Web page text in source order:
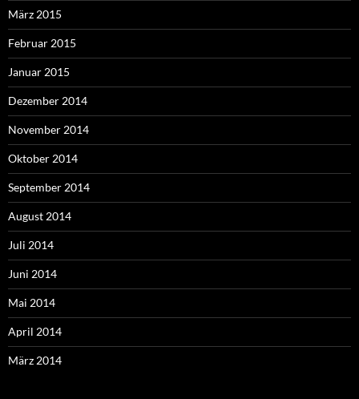
März 2015
Februar 2015
Januar 2015
Dezember 2014
November 2014
Oktober 2014
September 2014
August 2014
Juli 2014
Juni 2014
Mai 2014
April 2014
März 2014